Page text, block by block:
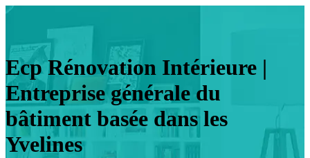
Ecp Rénovation Intérieure |
Entreprise générale du
bâtiment basée dans les
Yvelines